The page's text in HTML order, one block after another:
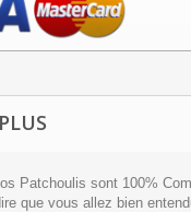
Patchoulis sont 100%
que vous allez bien